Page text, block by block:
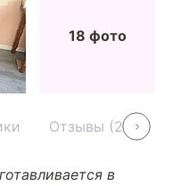
18 фото
Отзывы (21)
в